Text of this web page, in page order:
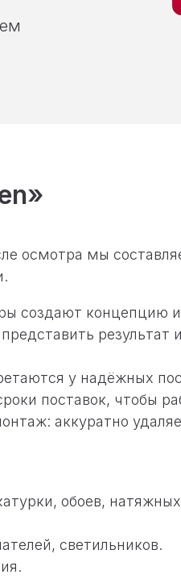
осмотра мы
создают концепцию
результат
у надёжных
поставок, чтобы
аккуратно
обоев,
светильников.